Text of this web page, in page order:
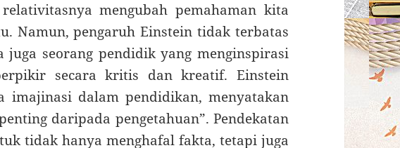
mengubah pemahaman kita
Namun, pengaruh Einstein tidak terbatas
seorang pendidik yang menginspirasi
secara kritis dan kreatif. Einstein
imajinasi dalam pendidikan, menyatakan
daripada pengetahuan”. Pendekatan
tidak hanya menghafal fakta, tetapi juga